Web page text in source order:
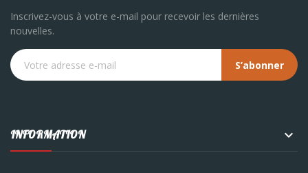
Inscrivez-vous à votre e-mail pour recevoir les dernières
nouvelles.
S’abonner
INFORMATION 